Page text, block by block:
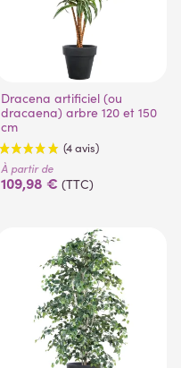
Dracena artificiel (ou
dracaena) arbre 120 et 150
cm
À partir de
109,98 € (TTC)